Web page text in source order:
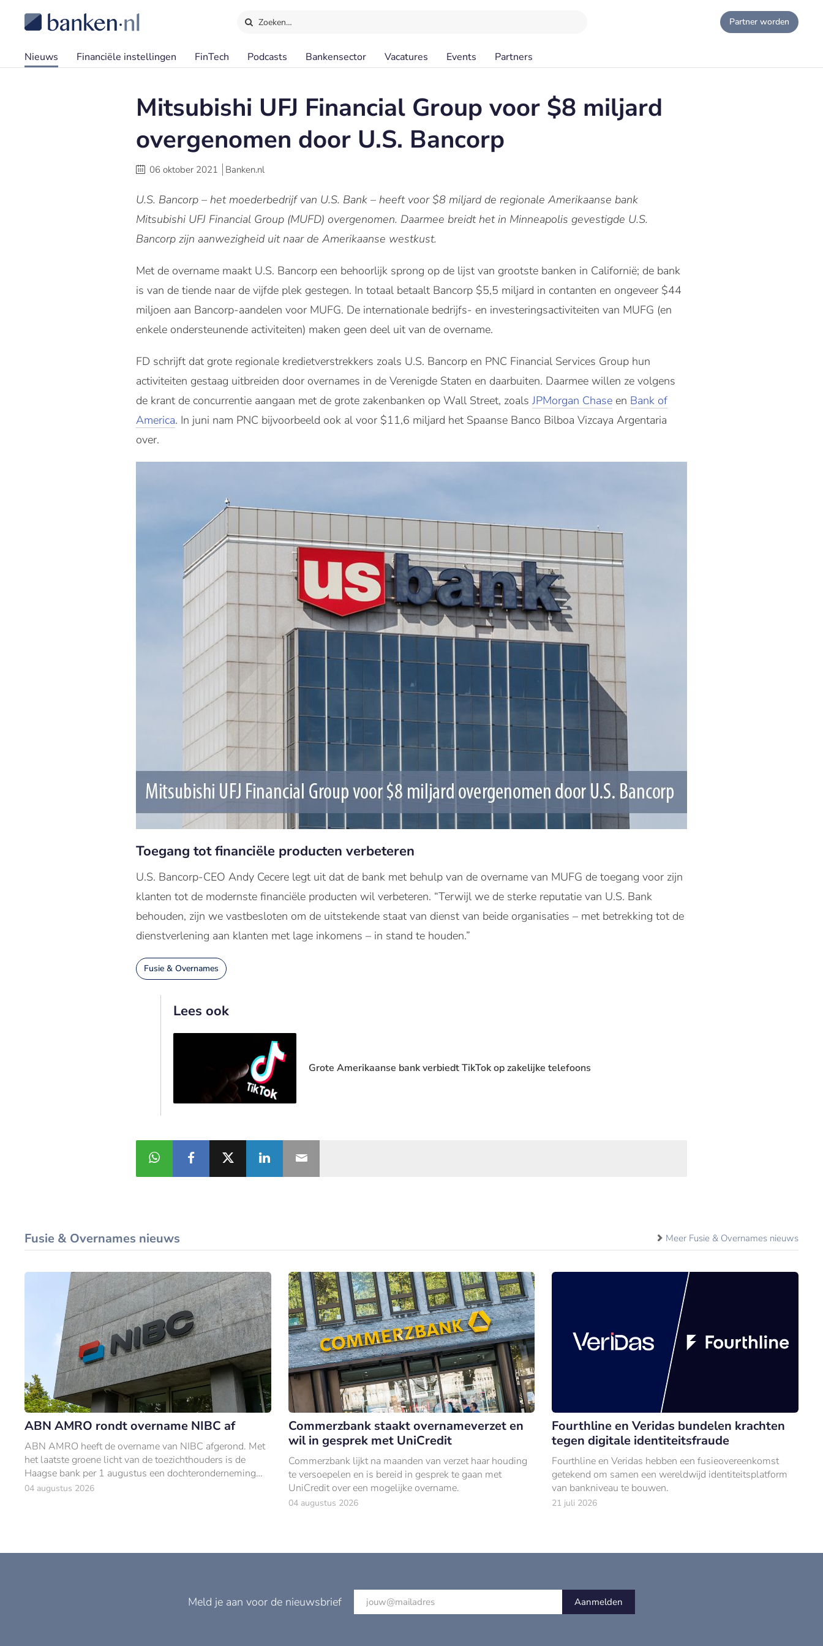
Zoeken… Partner worden
Nieuws Financiële instellingen FinTech Podcasts Bankensector Vacatures Events Partners
Mitsubishi UFJ Financial Group voor $8 miljard
overgenomen door U.S. Bancorp
06 oktober 2021 Banken.nl
U.S. Bancorp – het moederbedrijf van U.S. Bank – heeft voor $8 miljard de regionale Amerikaanse bank
Mitsubishi UFJ Financial Group (MUFD) overgenomen. Daarmee breidt het in Minneapolis gevestigde U.S.
Bancorp zijn aanwezigheid uit naar de Amerikaanse westkust.
Met de overname maakt U.S. Bancorp een behoorlijk sprong op de lijst van grootste banken in Californië; de bank
is van de tiende naar de vijfde plek gestegen. In totaal betaalt Bancorp $5,5 miljard in contanten en ongeveer $44
miljoen aan Bancorp-aandelen voor MUFG. De internationale bedrijfs- en investeringsactiviteiten van MUFG (en
enkele ondersteunende activiteiten) maken geen deel uit van de overname.
FD schrijft dat grote regionale kredietverstrekkers zoals U.S. Bancorp en PNC Financial Services Group hun
activiteiten gestaag uitbreiden door overnames in de Verenigde Staten en daarbuiten. Daarmee willen ze volgens
de krant de concurrentie aangaan met de grote zakenbanken op Wall Street, zoalsJPMorgan Chase en Bank of
America. In juni nam PNC bijvoorbeeld ook al voor $11,6 miljard het Spaanse Banco Bilboa Vizcaya Argentaria
over.
Toegang tot financiële producten verbeteren
U.S. Bancorp-CEO Andy Cecere legt uit dat de bank met behulp van de overname van MUFG de toegang voor zijn
klanten tot de modernste financiële producten wil verbeteren. “Terwijl we de sterke reputatie van U.S. Bank
behouden, zijn we vastbesloten om de uitstekende staat van dienst van beide organisaties – met betrekking tot de
dienstverlening aan klanten met lage inkomens – in stand te houden.”
Fusie & Overnames
Lees ook
Grote Amerikaanse bank verbiedt TikTok op zakelijke telefoons
Fusie & Overnames nieuws Meer Fusie & Overnames nieuws
ABN AMRO rondt overname NIBC af
ABN AMRO heeft de overname van NIBC afgerond. Met
het laatste groene licht van de toezichthouders is de
Haagse bank per 1 augustus een dochteronderneming
van ABN AMRO.
04 augustus 2026
Commerzbank staakt overnameverzet en
wil in gesprek met UniCredit
Commerzbank lijkt na maanden van verzet haar houding
te versoepelen en is bereid in gesprek te gaan met
UniCredit over een mogelijke overname.
04 augustus 2026
Fourthline en Veridas bundelen krachten
tegen digitale identiteitsfraude
Fourthline en Veridas hebben een fusieovereenkomst
getekend om samen een wereldwijd identiteitsplatform
van bankniveau te bouwen.
21 juli 2026
Meld je aan voor de nieuwsbrief Aanmelden